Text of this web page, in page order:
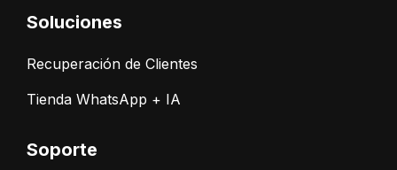
Soluciones
Recuperación de Clientes
Tienda WhatsApp + IA
Soporte